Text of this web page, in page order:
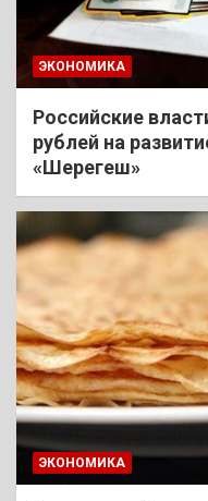
ЭКОНОМИКА
Российские
рублей на
«Шерегеш»
ЭКОНОМИКА